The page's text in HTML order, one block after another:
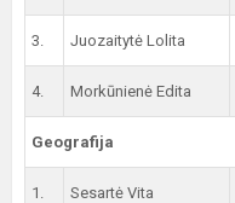
3. Juozaitytė Lolita
4. Morkūnienė Edita
Geografija
1. Sesartė Vita